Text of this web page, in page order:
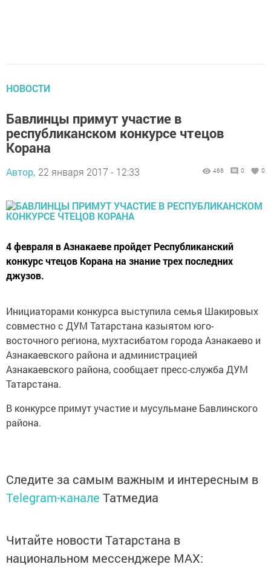
НОВОСТИ
Бавлинцы примут участие в
республиканском конкурсе чтецов
Корана
Автор, 22 января 2017 - 12:33 466 0 0
4 февраля в Азнакаеве пройдет Республиканский
конкурс чтецов Корана на знание трех последних
джузов.
Инициаторами конкурса выступила семья Шакировых
совместно с ДУМ Татарстана казыятом юго-
восточного региона, мухтасибатом города Азнакаево и
Азнакаевского района и администрацией
Азнакаевского района, сообщает пресс-служба ДУМ
Татарстана.
В конкурсе примут участие и мусульмане Бавлинского
района.
Следите за самым важным и интересным в
Telegram-канале Татмедиа
Читайте новости Татарстана в
национальном мессенджере MАХ: